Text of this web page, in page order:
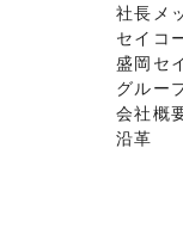
社長メ
セイコ
盛岡セ
グルー
会社概
沿革